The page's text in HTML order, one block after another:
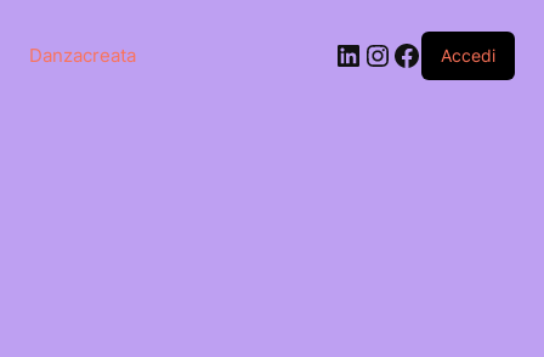
contenuto
Danzacreata LinkedIn
Instagram
Facebook
Accedi